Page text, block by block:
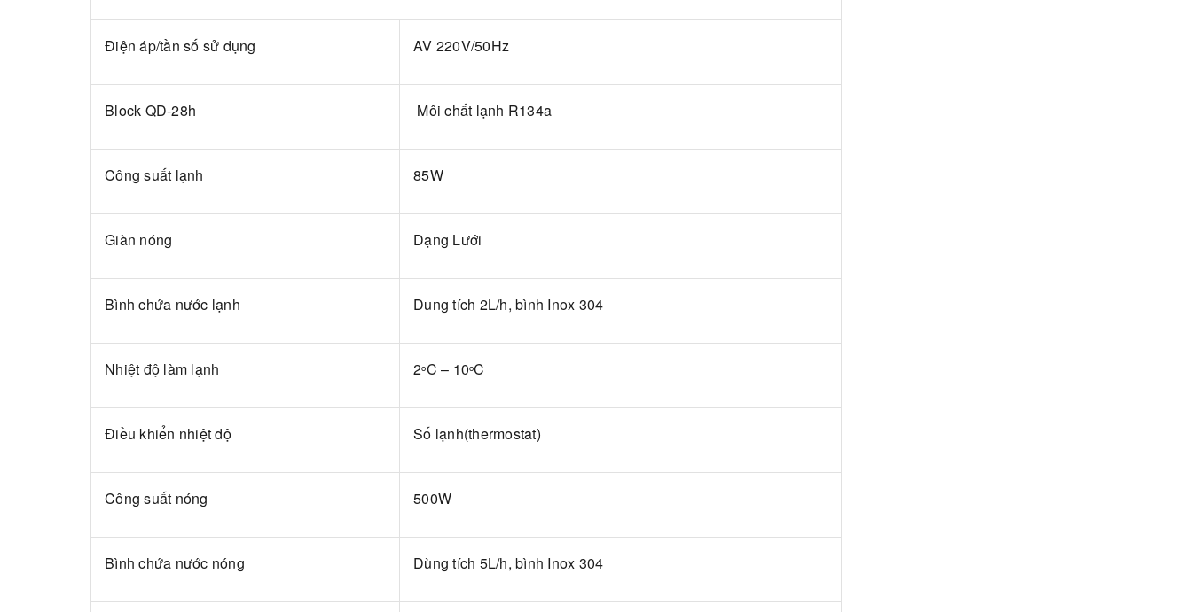
Điện áp/tần số sử dụng AV 220V/50Hz
Block QD-28h Môi chất lạnh R134a
Công suất lạnh 85W
Giàn nóng Dạng Lưới
Bình chứa nước lạnh Dung tích 2L/h, bình Inox 304
Nhiệt độ làm lạnh 2oC – 10oC
Điều khiển nhiệt độ Số lạnh(thermostat)
Công suất nóng 500W
Bình chứa nước nóng Dùng tích 5L/h, bình Inox 304